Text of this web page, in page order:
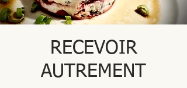
RECEVOIR
AUTREMENT